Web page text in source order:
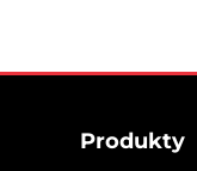
Produkty